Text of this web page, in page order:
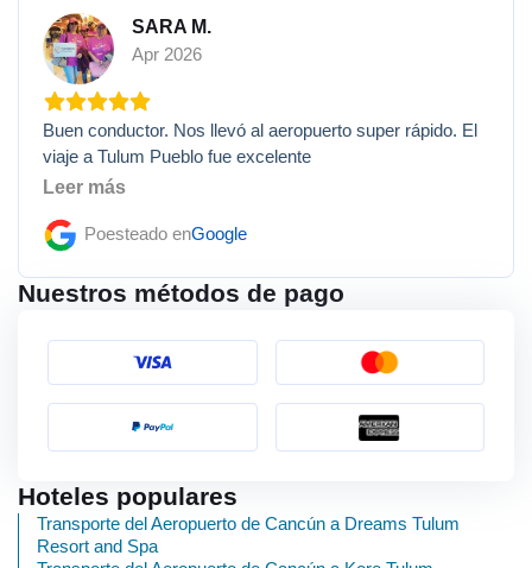
SARA M.
Apr 2026
Buen conductor. Nos llevó al aeropuerto super rápido. El
viaje a Tulum Pueblo fue excelente
Leer más
Poesteado enGoogle
Nuestros métodos de pago
Hoteles populares
Transporte del Aeropuerto de Cancún a Dreams Tulum
Resort and Spa